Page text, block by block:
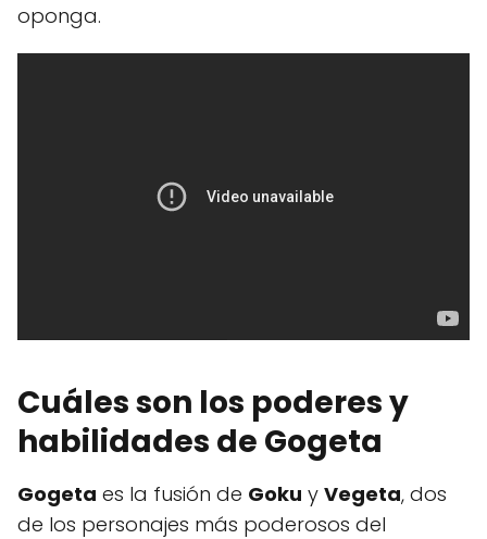
oponga.
Cuáles son los poderes y
habilidades de Gogeta
Gogeta es la fusión de Goku y Vegeta, dos
de los personajes más poderosos del